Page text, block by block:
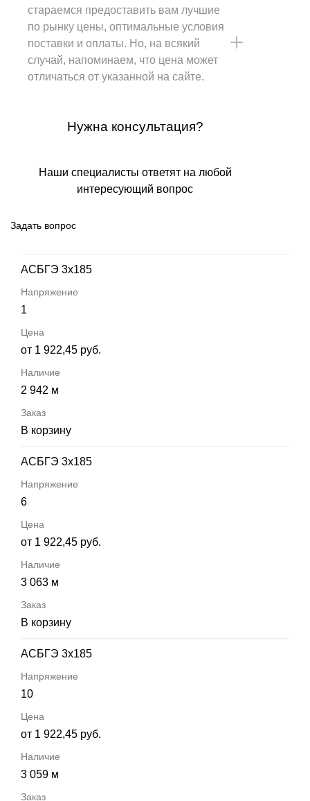
стараемся предоставить вам лучшие
по рынку цены, оптимальные условия
поставки и оплаты. Но, на всякий
случай, напоминаем, что цена может
отличаться от указанной на сайте.
Нужна консультация?
Наши специалисты ответят на любой
интересующий вопрос
Задать вопрос
АСБГЭ 3х185
1
от 1 922,45 руб.
2 942 м
В корзину
АСБГЭ 3х185
6
от 1 922,45 руб.
3 063 м
В корзину
АСБГЭ 3х185
10
от 1 922,45 руб.
3 059 м